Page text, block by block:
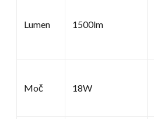
Lumen 1500lm
Moč 18W